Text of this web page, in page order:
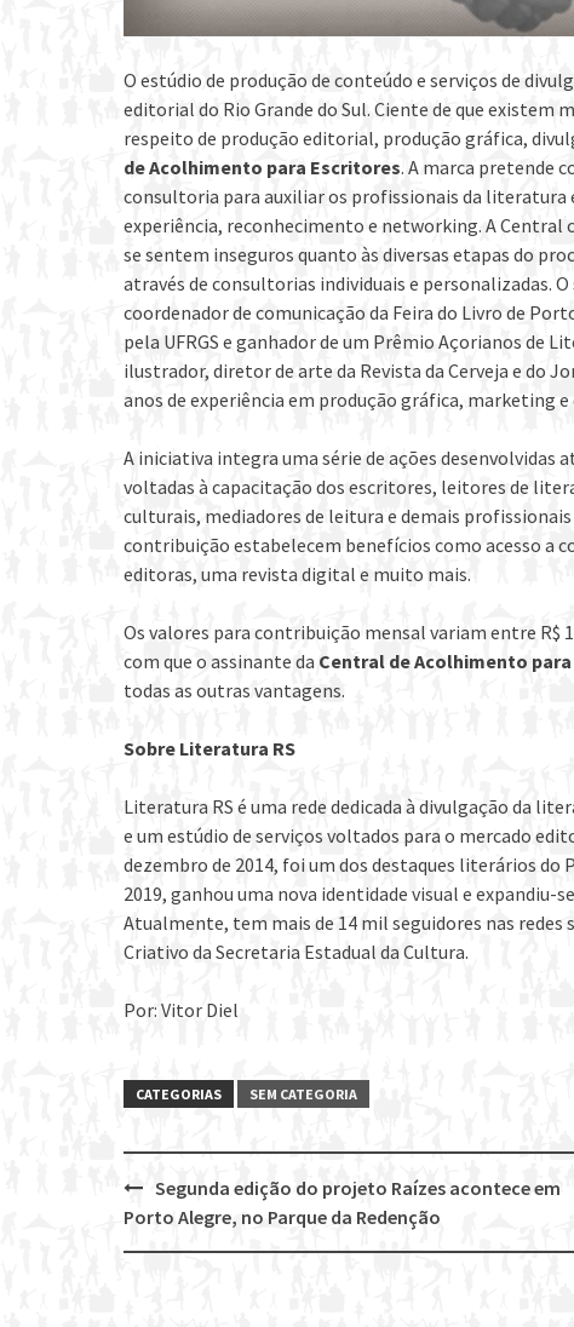
O estúdio de produção de conteúdo e serviços de
editorial do Rio Grande do Sul. Ciente de que existem
respeito de produção editorial, produção gráfica,
de Acolhimento para Escritores. A marca pretende
consultoria para auxiliar os profissionais da literatura
experiência, reconhecimento e networking. A Central
se sentem inseguros quanto às diversas etapas do
através de consultorias individuais e personalizadas.
coordenador de comunicação da Feira do Livro de
pela UFRGS e ganhador de um Prêmio Açorianos de
ilustrador, diretor de arte da Revista da Cerveja e do
anos de experiência em produção gráfica, marketing e
A iniciativa integra uma série de ações desenvolvidas
voltadas à capacitação dos escritores, leitores de
culturais, mediadores de leitura e demais
contribuição estabelecem benefícios como acesso a
editoras, uma revista digital e muito mais.
Os valores para contribuição mensal variam entre R$
com que o assinante da Central de Acolhimento
todas as outras vantagens.
Sobre Literatura RS
Literatura RS é uma rede dedicada à divulgação da
e um estúdio de serviços voltados para o mercado
dezembro de 2014, foi um dos destaques literários
2019, ganhou uma nova identidade visual e expandiu-
Atualmente, tem mais de 14 mil seguidores nas redes
Criativo da Secretaria Estadual da Cultura.
Por: Vitor Diel
CATEGORIAS SEM CATEGORIA
Post
navigation
Segunda edição do projeto Raízes acontece em
Porto Alegre, no Parque da Redenção